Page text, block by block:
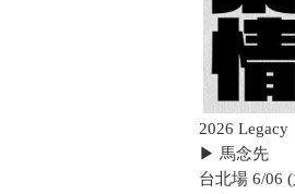
2026
▶ 馬念先
台北場 6/06